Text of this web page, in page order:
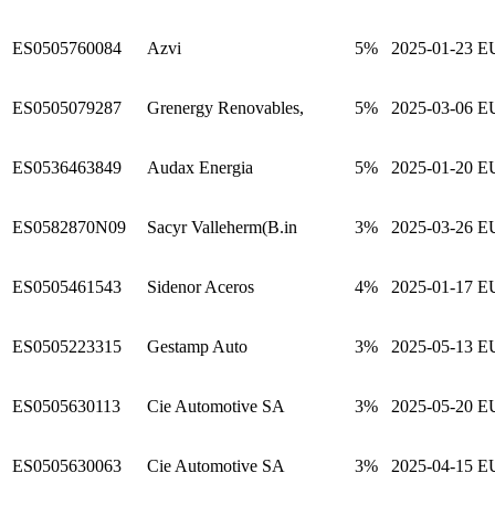
ES0505760084 Azvi 5% 2025-01-23
ES0505079287 Grenergy Renovables, 5% 2025-03-06
ES0536463849 Audax Energia 5% 2025-01-20
ES0582870N09 Sacyr Valleherm(B.in 3% 2025-03-26
ES0505461543 Sidenor Aceros 4% 2025-01-17
ES0505223315 Gestamp Auto 3% 2025-05-13
ES0505630113 Cie Automotive SA 3% 2025-05-20
ES0505630063 Cie Automotive SA 3% 2025-04-15